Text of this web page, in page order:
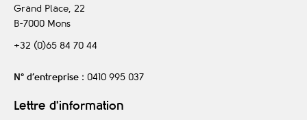
Grand Place, 22
B-7000 Mons
+32 (0)65 84 70 44
N° d’entreprise : 0410 995 037
Lettre d'information